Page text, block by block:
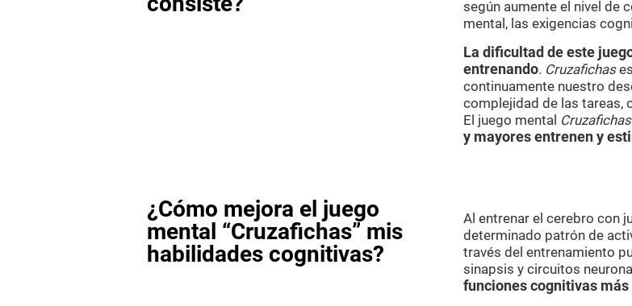
según aumente el nivel de
mental, las exigencias
La dificultad de este
entrenando. Cruzafichas
continuamente nuestro
complejidad de las tareas,
El juego mental Cruzafichas
y mayores entrenen y
¿Cómo mejora el juego
mental “Cruzafichas” mis
habilidades cognitivas?
Al entrenar el cerebro con
determinado patrón de
través del entrenamiento
sinapsis y circuitos
funciones cognitivas